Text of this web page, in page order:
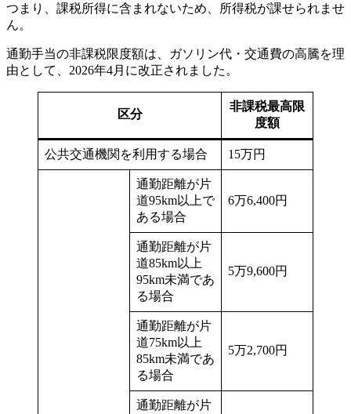
つまり、課税所得に含まれないため、所得税が課せられませ
ん。
通勤手当の非課税限度額は、ガソリン代・交通費の高騰を理
由として、2026年4月に改正されました。
区分
非課税最高限
度額
公共交通機関を利用する場合 15万円
通勤距離が片
道95km以上で
ある場合
6万6,400円
通勤距離が片
道85km以上
95km未満であ
る場合
5万9,600円
通勤距離が片
道75km以上
85km未満であ
る場合
5万2,700円
通勤距離が片